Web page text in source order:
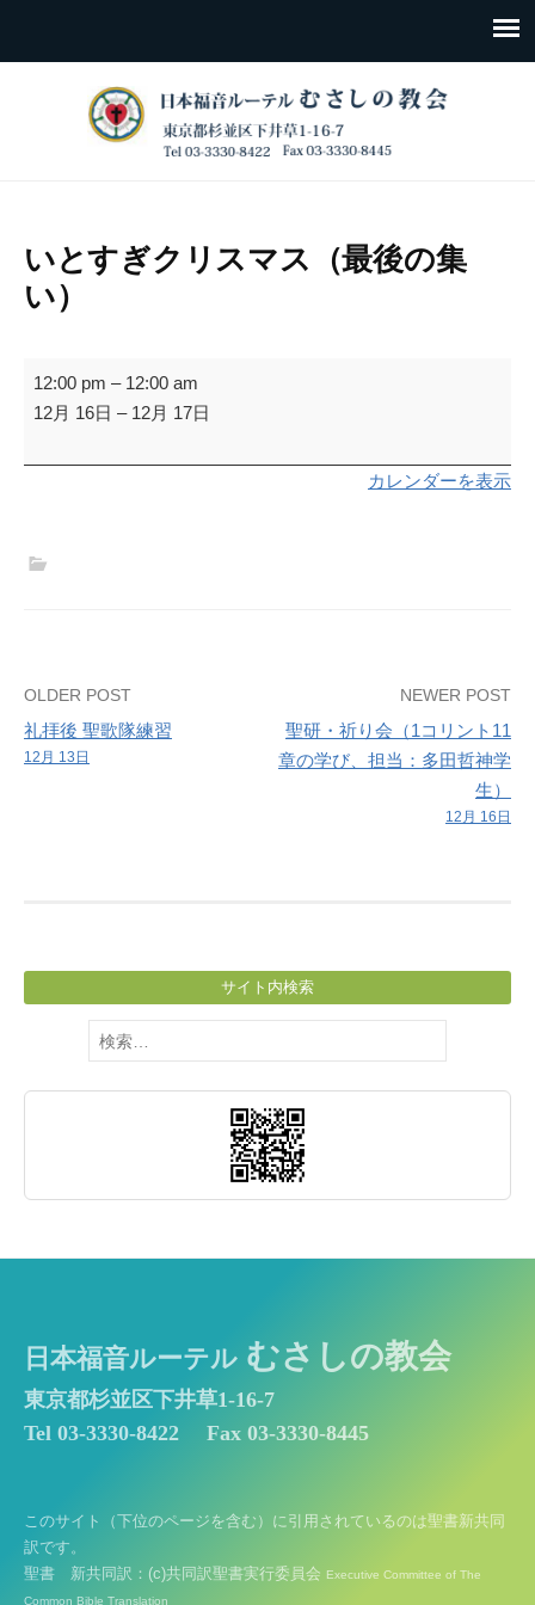
いとすぎクリスマス（最後の集
い）
い
と
ぎ
の
集
い）
12:00 pm – 12:00 am
12月 16日 – 12月 17日
カレンダーを表示
Post
navigation
OLDER POST
礼拝後 聖歌隊練習
12月 13日
NEWER POST
聖研・祈り会（1コリント11
章の学び、担当：多田哲神学
生）
12月 16日
サイト内検索
検
索:
日本福音ルーテル むさしの教会
東京都杉並区下井草1-16-7
Tel 03-3330-8422
Fax 03-3330-8445
このサイト（下位のページを含む）に引用されているのは聖書新共同
訳です。
聖書 新共同訳：(c)共同訳聖書実行委員会 Executive Committee of The
Common Bible Translation